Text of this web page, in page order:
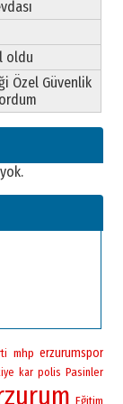
oldu
Özel Güvenlik
mhp erzurumspor
kar polis Pasinler